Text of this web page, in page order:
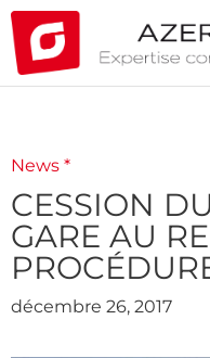
News *
CESSION
GARE AU
décembre 26, 2017